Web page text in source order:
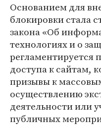
Основанием для
блокировки стала
закона «Об
технологиях и о
регламентируется
доступа к сайтам,
призывы к
осуществлению
деятельности или
публичных